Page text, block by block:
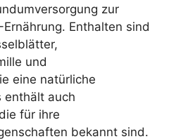
zur
Enthalten sind
und
eine natürliche
enthält auch
für ihre
bekannt sind.